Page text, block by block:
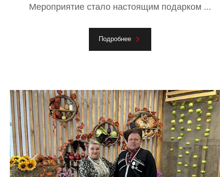
Мероприятие стало настоящим подарком ...
Подробнее